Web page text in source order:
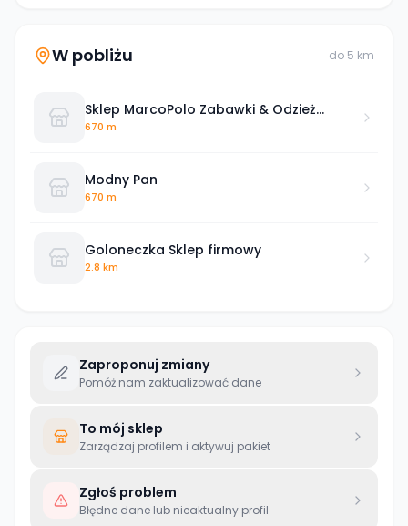
W pobliżu do 5 km
Sklep MarcoPolo Zabawki & Odzież
Koronowo
670 m
Modny Pan
670 m
Goloneczka Sklep firmowy
2.8 km
Zaproponuj zmiany
Pomóż nam zaktualizować dane
To mój sklep
Zarządzaj profilem i aktywuj pakiet
Zgłoś problem
Błędne dane lub nieaktualny profil